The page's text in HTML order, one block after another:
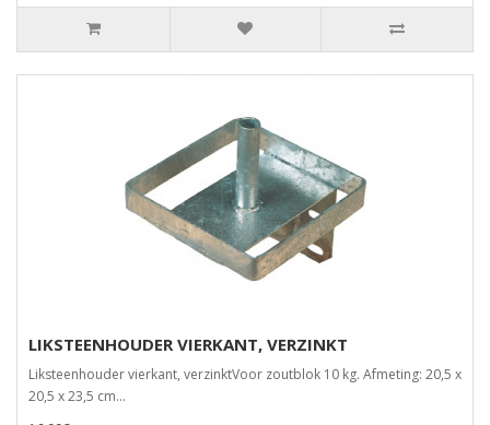
LIKSTEENHOUDER VIERKANT, VERZINKT
Liksteenhouder vierkant, verzinktVoor zoutblok 10 kg. Afmeting: 20,5 x
20,5 x 23,5 cm...